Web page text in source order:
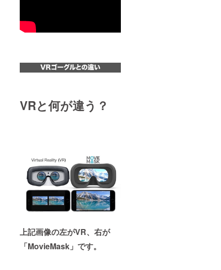
VRと何が違う？
上記画像の左がVR、右が
「MovieMask」です。